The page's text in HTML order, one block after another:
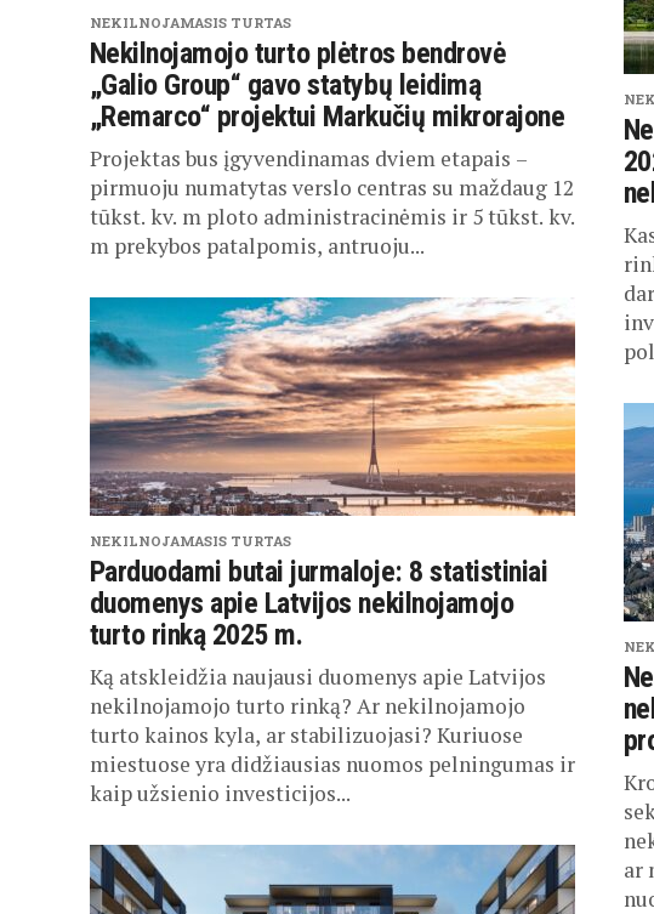
NEKILNOJAMASIS TURTAS
Nekilnojamojo turto plėtros bendrovė
„Galio Group“ gavo statybų leidimą
„Remarco“ projektui Markučių mikrorajone
Projektas bus įgyvendinamas dviem etapais –
pirmuoju numatytas verslo centras su maždaug 12
tūkst. kv. m ploto administracinėmis ir 5 tūkst. kv.
m prekybos patalpomis, antruoju...
NEKILNOJAMASIS TURTAS
Parduodami butai jurmaloje: 8 statistiniai
duomenys apie Latvijos nekilnojamojo
turto rinką 2025 m.
Ką atskleidžia naujausi duomenys apie Latvijos
nekilnojamojo turto rinką? Ar nekilnojamojo
turto kainos kyla, ar stabilizuojasi? Kuriuose
miestuose yra didžiausias nuomos pelningumas ir
kaip užsienio investicijos...
ar